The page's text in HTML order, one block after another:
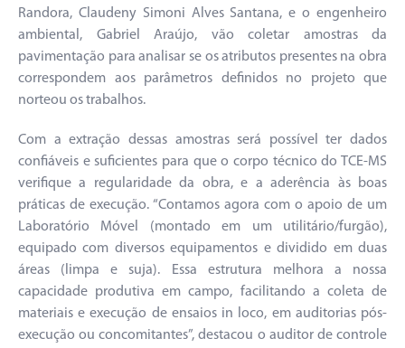
Randora, Claudeny Simoni Alves Santana, e o engenheiro
ambiental, Gabriel Araújo, vão coletar amostras da
pavimentação para analisar se os atributos presentes na obra
correspondem aos parâmetros definidos no projeto que
norteou os trabalhos.
Com a extração dessas amostras será possível ter dados
confiáveis e suficientes para que o corpo técnico do TCE-MS
verifique a regularidade da obra, e a aderência às boas
práticas de execução. “Contamos agora com o apoio de um
Laboratório Móvel (montado em um utilitário/furgão),
equipado com diversos equipamentos e dividido em duas
áreas (limpa e suja). Essa estrutura melhora a nossa
capacidade produtiva em campo, facilitando a coleta de
materiais e execução de ensaios in loco, em auditorias pós-
execução ou concomitantes”, destacou o auditor de controle